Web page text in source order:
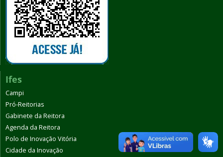
Ifes
Campi
Pró-Reitorias
Gabinete da Reitora
Agenda da Reitora
Polo de Inovação Vitória
Cidade da Inovação